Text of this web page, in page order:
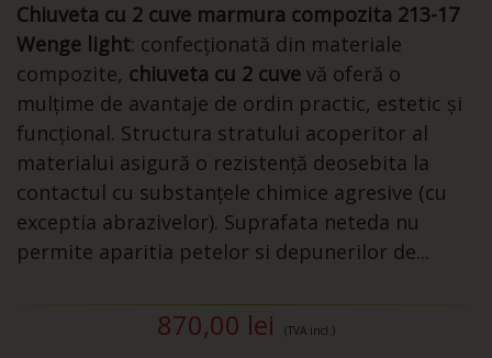
Chiuveta cu 2 cuve marmura compozita 213-17
Wenge light: confecționată din materiale
compozite, chiuveta cu 2 cuve vă oferă o
mulțime de avantaje de ordin practic, estetic și
funcțional. Structura stratului acoperitor al
materialui asigură o rezistență deosebita la
contactul cu substanțele chimice agresive (cu
exceptia abrazivelor). Suprafata neteda nu
permite aparitia petelor si depunerilor de...
870,00 lei (TVA incl.)